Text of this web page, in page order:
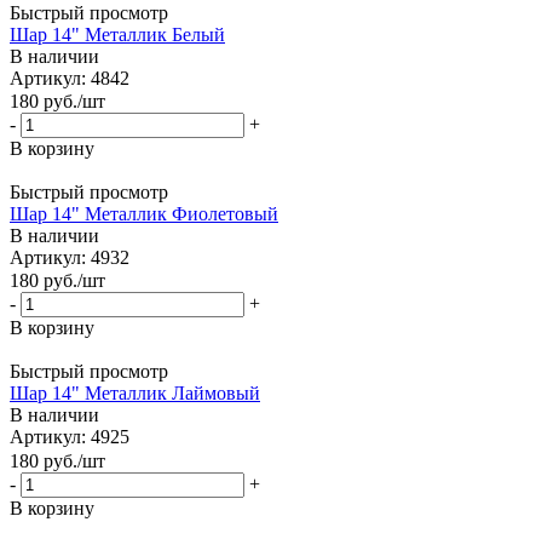
Быстрый просмотр
Шар 14" Металлик Белый
В наличии
Артикул: 4842
180 руб./шт
-
+
В корзину
Быстрый просмотр
Шар 14" Металлик Фиолетовый
В наличии
Артикул: 4932
180 руб./шт
-
+
В корзину
Быстрый просмотр
Шар 14" Металлик Лаймовый
В наличии
Артикул: 4925
180 руб./шт
-
+
В корзину